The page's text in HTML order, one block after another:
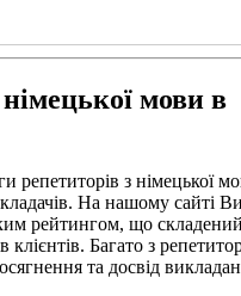
мови в
репетиторів з німецької
На нашому сайті
рейтингом, що
клієнтів. Багато з
та досвід